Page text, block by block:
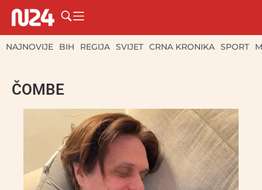
NAJNOVIJE BIH REGIJA SVIJET CRNA KRONIKA SPORT
ČOMBE